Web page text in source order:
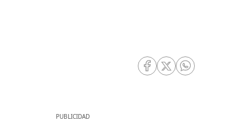
RRSS Facebook
RRSS Twitter
RRSS